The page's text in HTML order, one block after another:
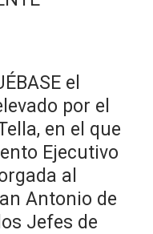
el
por el
en el que
Ejecutivo
al
Antonio de
Jefes de